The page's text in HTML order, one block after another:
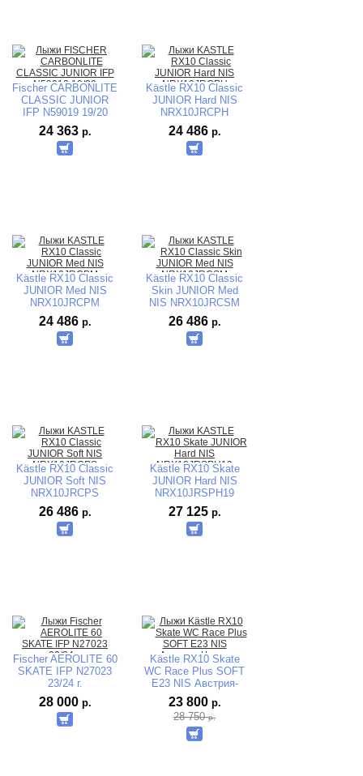
Fischer CARBONLITE
CLASSIC JUNIOR
IFP N59019 19/20
г.Австрия
24 363 р.
Kästle RX10 Classic
JUNIOR Hard NIS
NRX10JRCPH
24 486 р.
Kästle RX10 Classic
JUNIOR Med NIS
NRX10JRCPM
24 486 р.
Kästle RX10 Classic
Skin JUNIOR Med
NIS NRX10JRCSM
26 486 р.
Kästle RX10 Classic
JUNIOR Soft NIS
NRX10JRCPS
26 486 р.
Kästle RX10 Skate
JUNIOR Hard NIS
NRX10JRSPH19
27 125 р.
Fischer AEROLITE 60
SKATE IFP N27023
23/24 г.
28 000 р.
Kästle RX10 Skate
WC Race Plus SOFT
Е23 NIS Австрия-
Чехия
23 800 р.
28 750р.